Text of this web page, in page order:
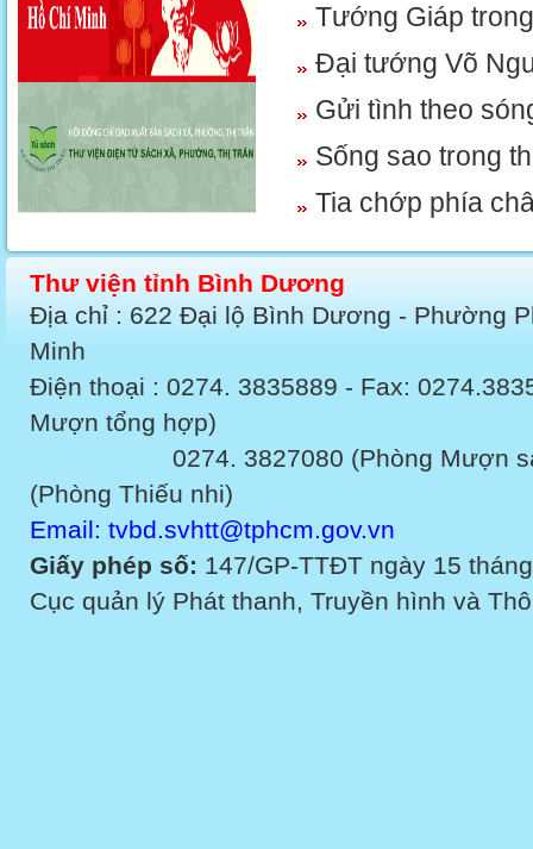
Tướng Giáp
Đại tướng Võ
Gửi tình theo
Sống sao trong
Tia chớp phía
Thư viện tỉnh Bình Dương
Địa chỉ : 622 Đại lộ Bình Dương - Phường
Minh
Điện thoại : 0274. 3835889 - Fax:
Mượn tổng hợp)
0274. 3827080 (Phòng Mượn sách
(Phòng Thiếu nhi)
Email: tvbd.svhtt@tphcm.gov.vn
Giấy phép số: 147/GP-TTĐT ngày 15
Cục quản lý Phát thanh, Truyền hình và